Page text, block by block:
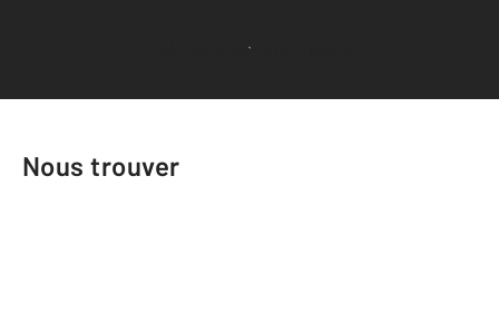
Voir tous les avis clients
Nous trouver